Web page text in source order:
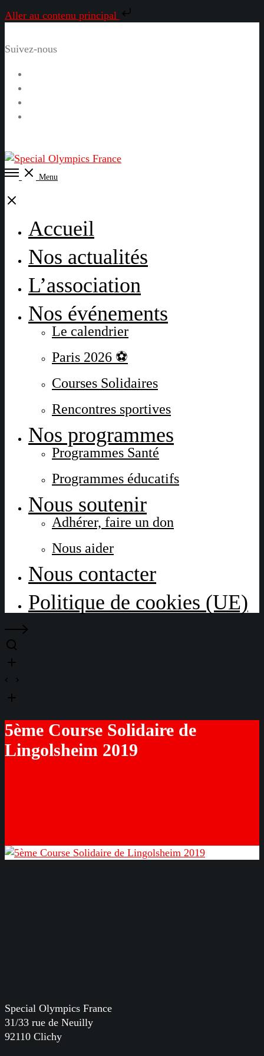
Aller au contenu principal
Suivez-nous
Open
Menu
Close
Accueil
Nos actualités
L’association
Nos événements
Le calendrier
Paris 2026 ⚽
Courses Solidaires
Rencontres sportives
Nos programmes
Programmes Santé
Programmes éducatifs
Nous soutenir
Adhérer, faire un don
Nous aider
Nous contacter
Politique de cookies (UE)
5ème Course Solidaire de
Lingolsheim 2019
Special Olympics France
31/33 rue de Neuilly
92110 Clichy